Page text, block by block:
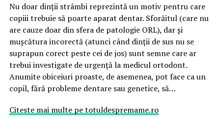
Nu doar dinții strâmbi reprezintă un motiv pentru care
copiii trebuie să poarte aparat dentar. Sforăitul (care nu
are cauze doar din sfera de patologie ORL), dar și
mușcătura incorectă (atunci când dinții de sus nu se
suprapun corect peste cei de jos) sunt semne care ar
trebui investigate de urgență la medicul ortodont.
Anumite obiceiuri proaste, de asemenea, pot face ca un
copil, fără probleme dentare sau genetice, să…
Citeste mai multe pe totuldespremame.ro